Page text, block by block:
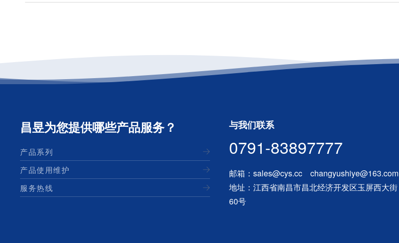
昌昱为您提供哪些产品服务？
产品系列
产品使用维护
服务热线
与我们联系
0791-83897777
邮箱：sales@cys.cc changyushiye@163.com
地址：江西省南昌市昌北经济开发区玉屏西大街
60号